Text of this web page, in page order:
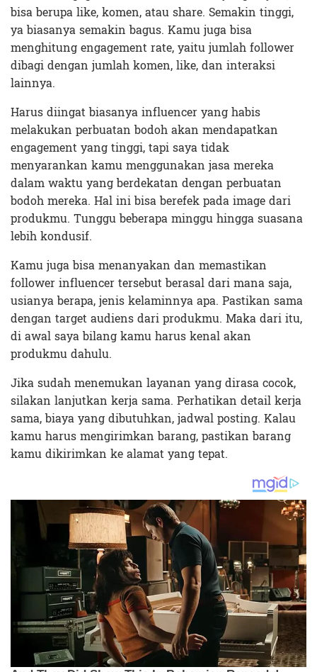
bisa berupa like, komen, atau share. Semakin tinggi,
ya biasanya semakin bagus. Kamu juga bisa
menghitung engagement rate, yaitu jumlah follower
dibagi dengan jumlah komen, like, dan interaksi
lainnya.
Harus diingat biasanya influencer yang habis
melakukan perbuatan bodoh akan mendapatkan
engagement yang tinggi, tapi saya tidak
menyarankan kamu menggunakan jasa mereka
dalam waktu yang berdekatan dengan perbuatan
bodoh mereka. Hal ini bisa berefek pada image dari
produkmu. Tunggu beberapa minggu hingga suasana
lebih kondusif.
Kamu juga bisa menanyakan dan memastikan
follower influencer tersebut berasal dari mana saja,
usianya berapa, jenis kelaminnya apa. Pastikan sama
dengan target audiens dari produkmu. Maka dari itu,
di awal saya bilang kamu harus kenal akan
produkmu dahulu.
Jika sudah menemukan layanan yang dirasa cocok,
silakan lanjutkan kerja sama. Perhatikan detail kerja
sama, biaya yang dibutuhkan, jadwal posting. Kalau
kamu harus mengirimkan barang, pastikan barang
kamu dikirimkan ke alamat yang tepat.